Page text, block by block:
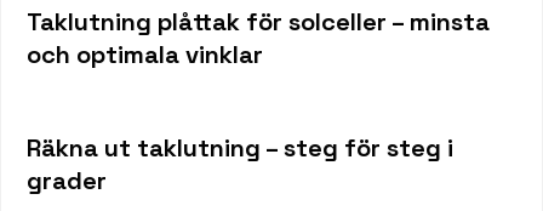
Taklutning plåttak för solceller – minsta
och optimala vinklar
Räkna ut taklutning – steg för steg i
grader